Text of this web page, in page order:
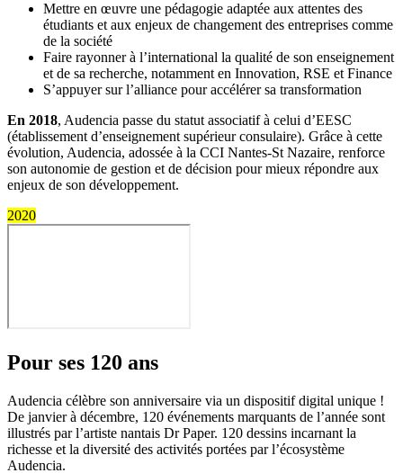
Mettre en œuvre une pédagogie adaptée aux attentes des
étudiants et aux enjeux de changement des entreprises comme
de la société
Faire rayonner à l’international la qualité de son enseignement
et de sa recherche, notamment en Innovation, RSE et Finance
S’appuyer sur l’alliance pour accélérer sa transformation
En 2018, Audencia passe du statut associatif à celui d’EESC
(établissement d’enseignement supérieur consulaire). Grâce à cette
évolution, Audencia, adossée à la CCI Nantes-St Nazaire, renforce
son autonomie de gestion et de décision pour mieux répondre aux
enjeux de son développement.
2020
Pour ses 120 ans
Audencia célèbre son anniversaire via un dispositif digital unique !
De janvier à décembre, 120 événements marquants de l’année sont
illustrés par l’artiste nantais Dr Paper. 120 dessins incarnant la
richesse et la diversité des activités portées par l’écosystème
Audencia.